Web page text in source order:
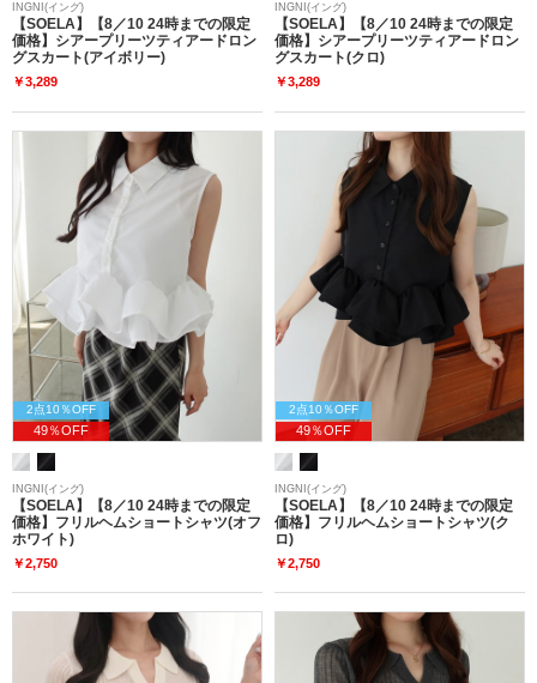
INGNI(イング)
【SOELA】【8／10 24時までの限定
価格】シアープリーツティアードロン
グスカート(アイボリー)
￥3,289
INGNI(イング)
【SOELA】【8／10 24時までの限定
価格】シアープリーツティアードロン
グスカート(クロ)
￥3,289
2点10％OFF
49％OFF
INGNI(イング)
【SOELA】【8／10 24時までの限定
価格】フリルヘムショートシャツ(オフ
ホワイト)
￥2,750
2点10％OFF
49％OFF
INGNI(イング)
【SOELA】【8／10 24時までの限定
価格】フリルヘムショートシャツ(ク
ロ)
￥2,750